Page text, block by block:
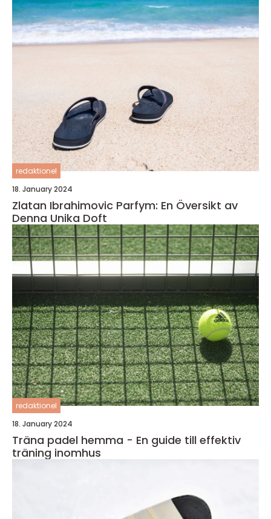
redaktionel
18. January 2024
Zlatan Ibrahimovic Parfym: En Översikt av
Denna Unika Doft
redaktionel
18. January 2024
Träna padel hemma - En guide till effektiv
träning inomhus